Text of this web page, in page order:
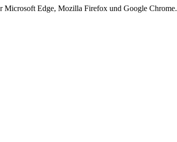
Edge, Mozilla Firefox und Google Chrome.